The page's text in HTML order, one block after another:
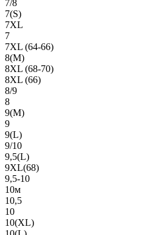
7/8
7(S)
7XL
7
7XL (64-66)
8(М)
8XL (68-70)
8XL (66)
8/9
8
9(М)
9
9(L)
9/10
9,5(L)
9XL(68)
9,5-10
10м
10,5
10
10(XL)